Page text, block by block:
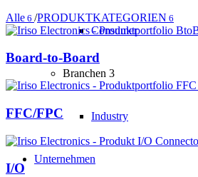
Consumer
Branchen 3
Industry
Unternehmen
Alle 6 /PRODUKTKATEGORIEN 6
Board-to-Board
FFC/FPC
I/O